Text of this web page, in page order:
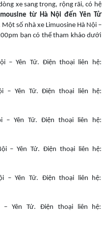
xe sang trọng, rộng rãi, có hệ
từ Hà Nội đến Yên Tử
số nhà xe Limuosine Hà Nội –
bạn có thể tham khảo dưới
– Yên Tử. Điện thoại liên hệ:
– Yên Tử. Điện thoại liên hệ:
– Yên Tử. Điện thoại liên hệ:
– Yên Tử. Điện thoại liên hệ:
– Yên Tử. Điện thoại liên hệ:
– Yên Tử. Điện thoại liên hệ: